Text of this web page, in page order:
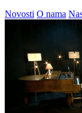
Novosti O nama